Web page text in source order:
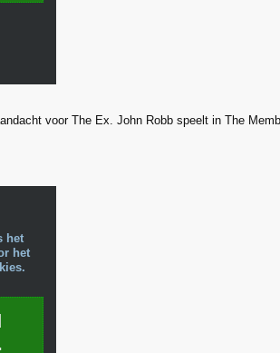
voor The Ex. John Robb speelt in The
het
het